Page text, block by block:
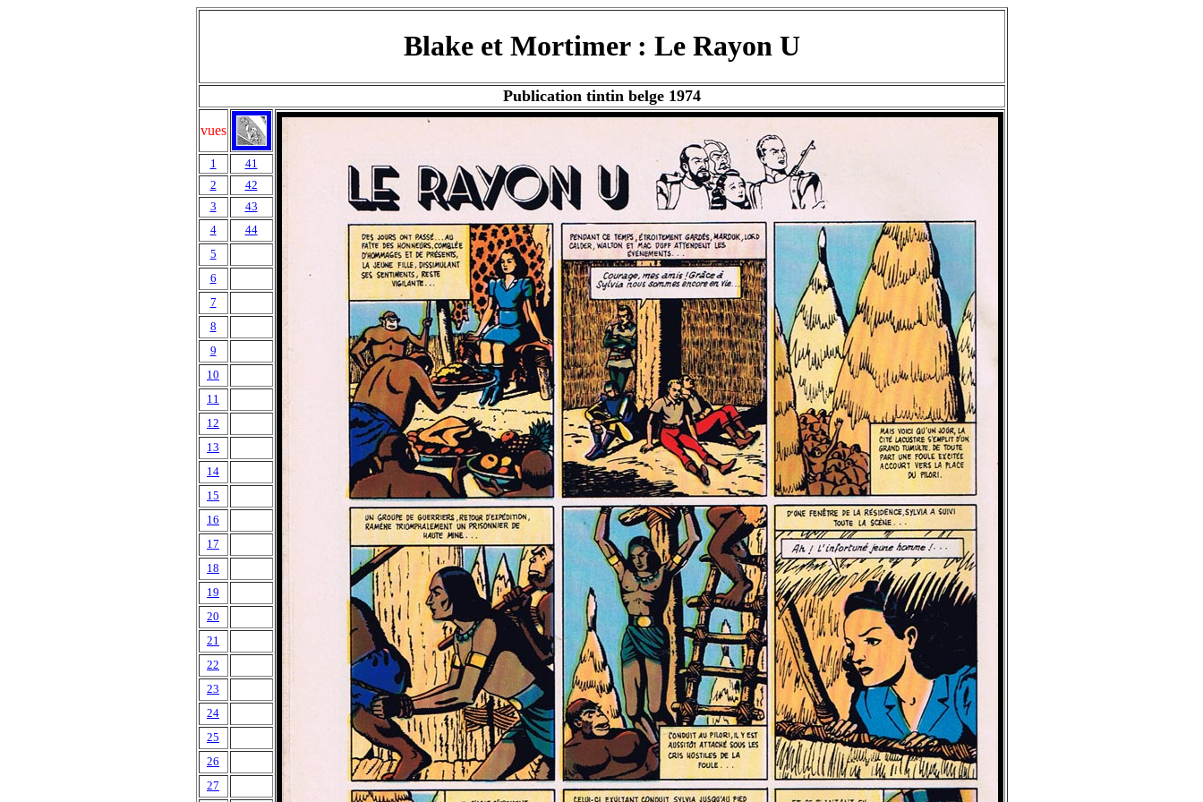
Blake et Mortimer : Le Rayon U
Publication tintin belge 1974
vues
1
41
2
42
3
43
4
44
5
6
7
8
9
10
11
12
13
14
15
16
17
18
19
20
21
22
23
24
25
26
27